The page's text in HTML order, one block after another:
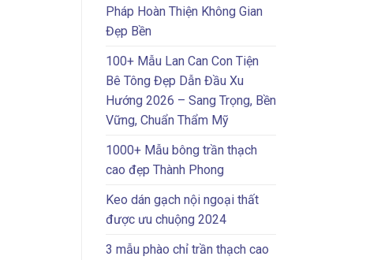
Pháp Hoàn Thiện Không Gian
Đẹp Bền
100+ Mẫu Lan Can Con Tiện
Bê Tông Đẹp Dẫn Đầu Xu
Hướng 2026 – Sang Trọng, Bền
Vững, Chuẩn Thẩm Mỹ
1000+ Mẫu bông trần thạch
cao đẹp Thành Phong
Keo dán gạch nội ngoại thất
được ưu chuộng 2024
3 mẫu phào chỉ trần thạch cao